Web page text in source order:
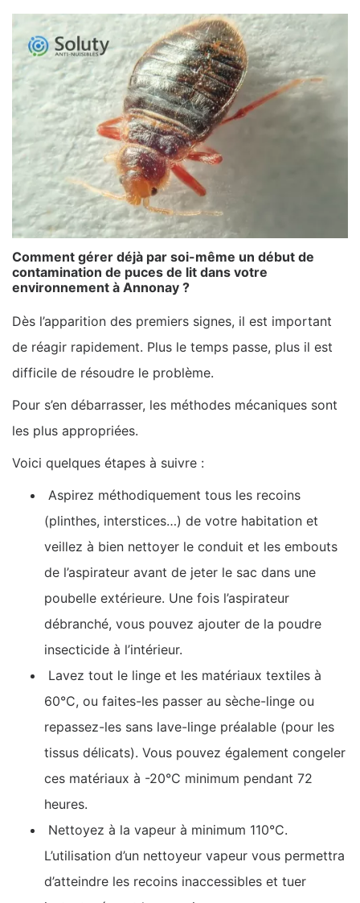
Comment gérer déjà par soi-même un début de
contamination de puces de lit dans votre
environnement à Annonay ?
Dès l’apparition des premiers signes, il est important
de réagir rapidement. Plus le temps passe, plus il est
difficile de résoudre le problème.
Pour s’en débarrasser, les méthodes mécaniques sont
les plus appropriées.
Voici quelques étapes à suivre :
Aspirez méthodiquement tous les recoins
(plinthes, interstices…) de votre habitation et
veillez à bien nettoyer le conduit et les embouts
de l’aspirateur avant de jeter le sac dans une
poubelle extérieure. Une fois l’aspirateur
débranché, vous pouvez ajouter de la poudre
insecticide à l’intérieur.
Lavez tout le linge et les matériaux textiles à
60°C, ou faites-les passer au sèche-linge ou
repassez-les sans lave-linge préalable (pour les
tissus délicats). Vous pouvez également congeler
ces matériaux à -20°C minimum pendant 72
heures.
Nettoyez à la vapeur à minimum 110°C.
L’utilisation d’un nettoyeur vapeur vous permettra
d’atteindre les recoins inaccessibles et tuer